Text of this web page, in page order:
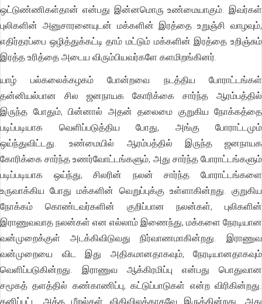
ஒட்டுண்ணிகள்தான் என்பது இன்னமொரு உண்மையாகும். இவர்கள்
புலிகளின் அனுசாரனையுடன் மக்களின் இரத்தை உறுஞ்சி வாழவும்,
எதிர்தரப்பை ஒழித்துக்கட்டி தாம் மட்டும் மக்களின் இரத்தை உறிஞ்சும்
இரத்த உரித்தை அடைய விரும்பியவர்களே களமிறங்கினர்.
யாழ் பல்கலைக்கழகம் போன்றவை நடத்திய போராட்டங்கள்
தன்னியல்பான சில ஜனநாயக கோரிக்கை சார்ந்த ஆரம்பத்தில்
இருந்த போதும், பின்னால் அதன் தலைமை குறுகிய நோக்கத்தை
படிப்படியாக வெளிப்படுத்திய போது, அங்கு போராட்டமும்
ஒய்ந்துவிட்டது. உண்மையில் ஆரம்பத்தில் இருந்த ஜனநாயக
கோரிக்கை சார்ந்த உணர்வோட்டங்களும், அது சார்ந்த போராட்டங்களும்
படிப்படியாக ஒய்ந்து, சிலரின் நலன் சார்ந்த போராட்டங்களை
உருவாக்கிய போது மக்களின் வெறுப்புக்கு உள்ளாகின்றது. குறுகிய
நோக்கம் கொண்டவர்களின் குறிப்பான நலன்கள், புலிகளின்
இராணுவவாத நலன்கள் என எல்லாம் இணைந்து, மக்களை நேரடியான
வன்முறைக்குள் அடக்கிவிடுவது நிர்வாணமாகின்றது. இராணுவ
வன்முறையை விட இது அதிகமானதாகவும், நேரடியானதாகவும்
வெளிப்படுகின்றது. இராணுவ ஆக்கிரமிப்பு என்பது பொதுவான
சமூகத் தளத்தில் கண்காணிப்பு, கட்டுப்பாடுகள் என்ற விரிகின்றது.
தனிப்பட்ட அத்த மீறல்கள் விதிவிலக்காகவே இருக்கின்றது. அது